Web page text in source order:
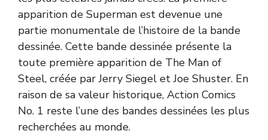
apparition de Superman est devenue une
partie monumentale de l’histoire de la bande
dessinée. Cette bande dessinée présente la
toute première apparition de The Man of
Steel, créée par Jerry Siegel et Joe Shuster. En
raison de sa valeur historique, Action Comics
No. 1 reste l’une des bandes dessinées les plus
recherchées au monde.